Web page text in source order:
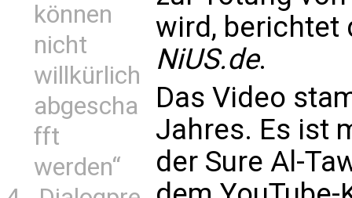
können
nicht
willkürlich
abgescha
fft
werden“
wird, berichtet
NiUS.de.
Das Video
Jahres. Es ist
der Sure Al-